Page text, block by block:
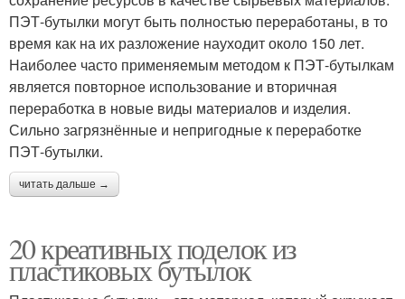
ПЭТ-бутылки могут быть полностью переработаны, в то
время как на их разложение науходит около 150 лет.
Наиболее часто применяемым методом к ПЭТ-бутылкам
является повторное использование и вторичная
переработка в новые виды материалов и изделия.
Сильно загрязнённые и непригодные к переработке
ПЭТ-бутылки.
читать дальше →
20 креативных поделок из
пластиковых бутылок